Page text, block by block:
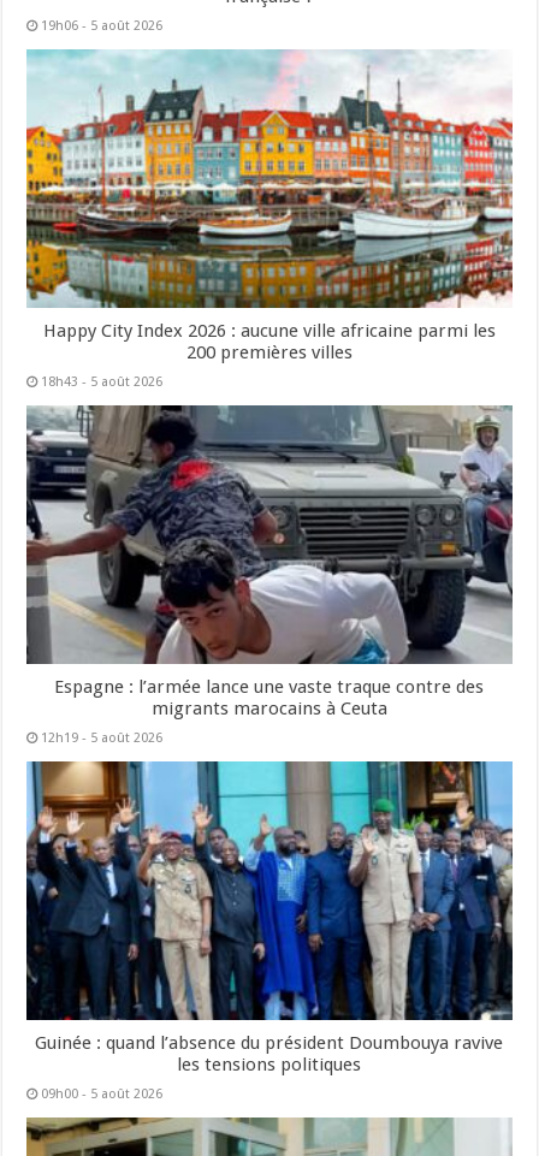
19h06 - 5 août 2026
Happy City Index 2026 : aucune ville africaine parmi les
200 premières villes
18h43 - 5 août 2026
Espagne : l’armée lance une vaste traque contre des
migrants marocains à Ceuta
12h19 - 5 août 2026
Guinée : quand l’absence du président Doumbouya ravive
les tensions politiques
09h00 - 5 août 2026